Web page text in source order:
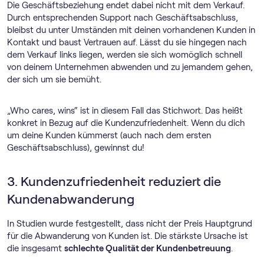
Die Geschäftsbeziehung endet dabei nicht mit dem Verkauf.
Durch entsprechenden Support nach Geschäftsabschluss,
bleibst du unter Umständen mit deinen vorhandenen Kunden in
Kontakt und baust Vertrauen auf. Lässt du sie hingegen nach
dem Verkauf links liegen, werden sie sich womöglich schnell
von deinem Unternehmen abwenden und zu jemandem gehen,
der sich um sie bemüht.
„Who cares, wins“ ist in diesem Fall das Stichwort. Das heißt
konkret in Bezug auf die Kundenzufriedenheit. Wenn du dich
um deine Kunden kümmerst (auch nach dem ersten
Geschäftsabschluss), gewinnst du!
3. Kundenzufriedenheit reduziert die
Kundenabwanderung
In Studien wurde festgestellt, dass nicht der Preis Hauptgrund
für die Abwanderung von Kunden ist. Die stärkste Ursache ist
die insgesamt schlechte Qualität der Kundenbetreuung.